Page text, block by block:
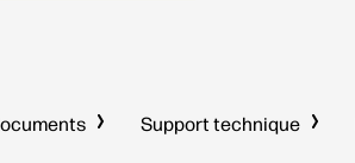
Support technique